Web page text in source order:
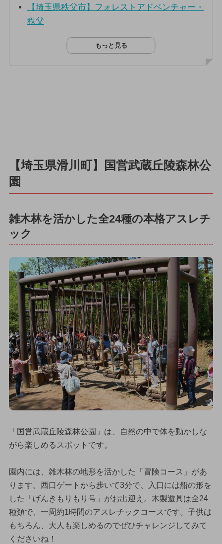
【埼玉県秩父市】フォレストアドベンチャー・
秩父
もっと見る
【埼玉県滑川町】国営武蔵丘陵森林公
園
雑木林を活かした全24種の本格アスレチ
ック
「国営武蔵丘陵森林公園」は、自然の中で体を動かしな
がら楽しめるスポットです。
園内には、雑木林の地形を活かした「冒険コース」があ
ります。西口ゲートから歩いて3分で、入口には船の形を
した「げんきもりもり号」がお出迎え。木製遊具は全24
種類で、一周約1時間のアスレチックコースです。子供は
もちろん、大人も楽しめるのでぜひチャレンジしてみて
くださいね！